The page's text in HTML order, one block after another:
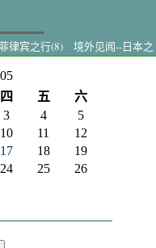
律宾之行(8)
境外见闻--日本之
四 五
六
3 4
5
10 11
12
17 18
19
24 25
26